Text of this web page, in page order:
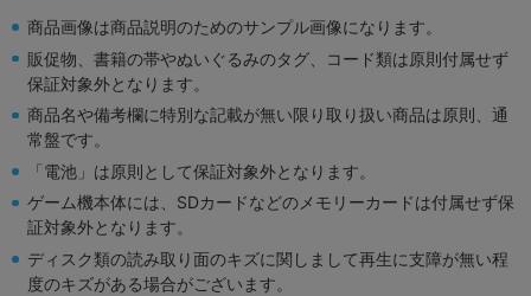
商品画像は商品説明のためのサンプル画像になります。
販促物、書籍の帯やぬいぐるみのタグ、コード類は原則付属せず
保証対象外となります。
商品名や備考欄に特別な記載が無い限り取り扱い商品は原則、通
常盤です。
「電池」は原則として保証対象外となります。
ゲーム機本体には、SDカードなどのメモリーカードは付属せず保
証対象外となります。
ディスク類の読み取り面のキズに関しまして再生に支障が無い程
度のキズがある場合がございます。